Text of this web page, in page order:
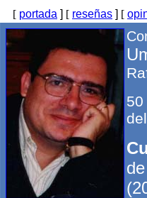
[ portada ] [ reseñas ] [